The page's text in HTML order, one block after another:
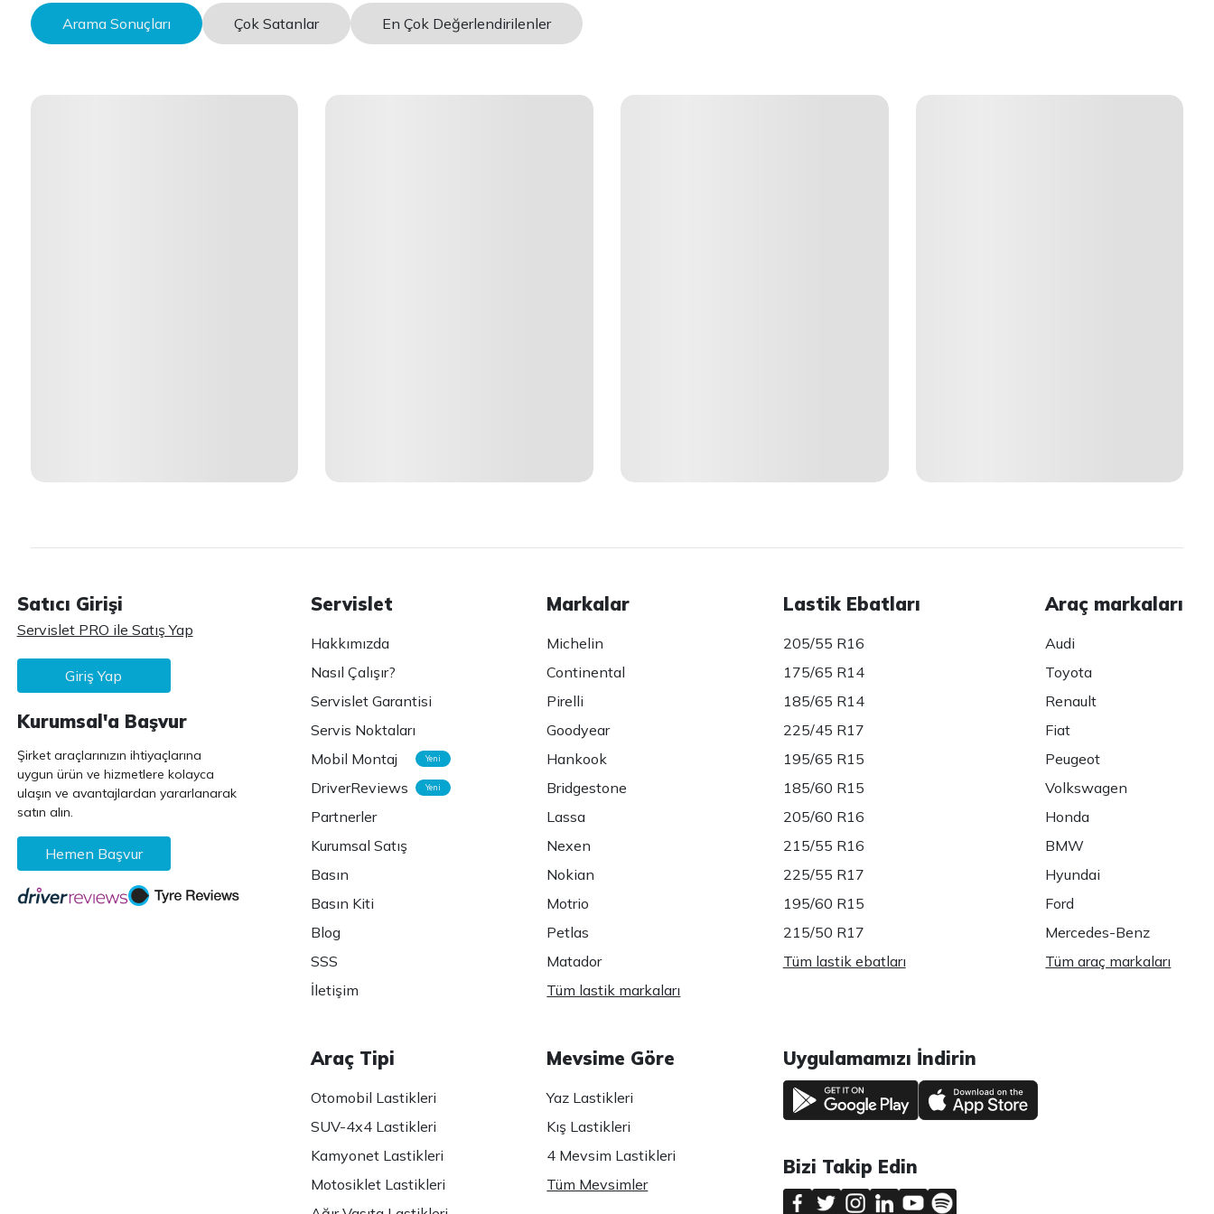
Arama Sonuçları Çok Satanlar En Çok Değerlendirilenler
Satıcı Girişi
Servislet PRO ile Satış Yap
Giriş Yap
Kurumsal'a Başvur
Şirket araçlarınızın ihtiyaçlarına
uygun ürün ve hizmetlere kolayca
ulaşın ve avantajlardan yararlanarak
satın alın.
Hemen Başvur
Servislet
Hakkımızda
Nasıl Çalışır?
Servislet Garantisi
Servis Noktaları
Mobil Montaj
Yeni
DriverReviews Yeni
Partnerler
Kurumsal Satış
Basın
Basın Kiti
Blog
SSS
İletişim
Markalar
Michelin
Continental
Pirelli
Goodyear
Hankook
Bridgestone
Lassa
Nexen
Nokian
Motrio
Petlas
Matador
Tüm lastik markaları
Lastik Ebatları
205/55 R16
175/65 R14
185/65 R14
225/45 R17
195/65 R15
185/60 R15
205/60 R16
215/55 R16
225/55 R17
195/60 R15
215/50 R17
Tüm lastik ebatları
Araç markaları
Audi
Toyota
Renault
Fiat
Peugeot
Volkswagen
Honda
BMW
Hyundai
Ford
Mercedes-Benz
Tüm araç markaları
Araç Tipi
Otomobil Lastikleri
SUV-4x4 Lastikleri
Kamyonet Lastikleri
Motosiklet Lastikleri
Mevsime Göre
Yaz Lastikleri
Kış Lastikleri
4 Mevsim Lastikleri
Tüm Mevsimler
Uygulamamızı İndirin
Bizi Takip Edin